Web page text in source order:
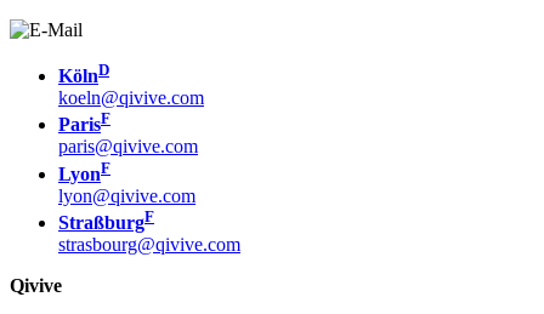
KölnD
koeln@qivive.com
ParisF
paris@qivive.com
LyonF
lyon@qivive.com
StraßburgF
strasbourg@qivive.com
Qivive